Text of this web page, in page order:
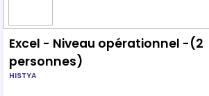
Excel - Niveau opérationnel -(2
personnes)
HISTYA